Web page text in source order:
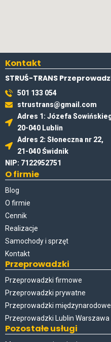
Kontakt
STRUŚ-TRANS
501 133 054
strustrans@gmail.com
Adres 1: Józefa
20-040 Lublin
Adres 2: Słoneczna nr 22,
21-040 Świdnik
NIP: 7122952751
O firmie
Blog
O firmie
Cennik
Realizacje
Samochody i sprzęt
Kontakt
Przeprowadzki
Przeprowadzki firmowe
Przeprowadzki prywatne
Przeprowadzki międzynarodowe
Przeprowadzki Lublin Warszawa
Pozostałe usługi